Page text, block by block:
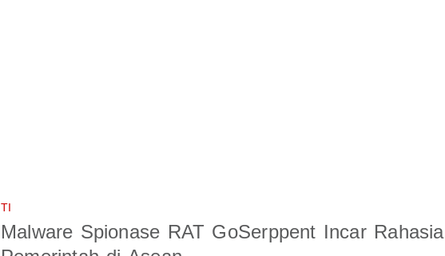
TI
Malware Spionase RAT GoSerppent Incar Rahasia